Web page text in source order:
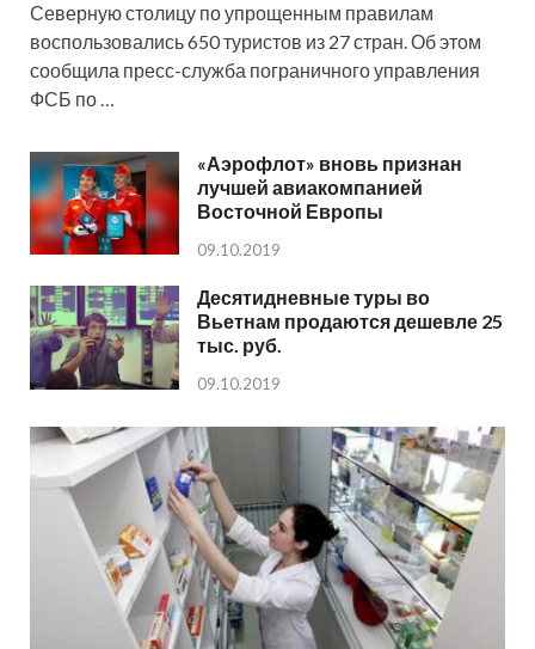
Северную столицу по упрощенным правилам
воспользовались 650 туристов из 27 стран. Об этом
сообщила пресс-служба пограничного управления
ФСБ по …
«Аэрофлот» вновь признан
лучшей авиакомпанией
Восточной Европы
09.10.2019
Десятидневные туры во
Вьетнам продаются дешевле 25
тыс. руб.
09.10.2019